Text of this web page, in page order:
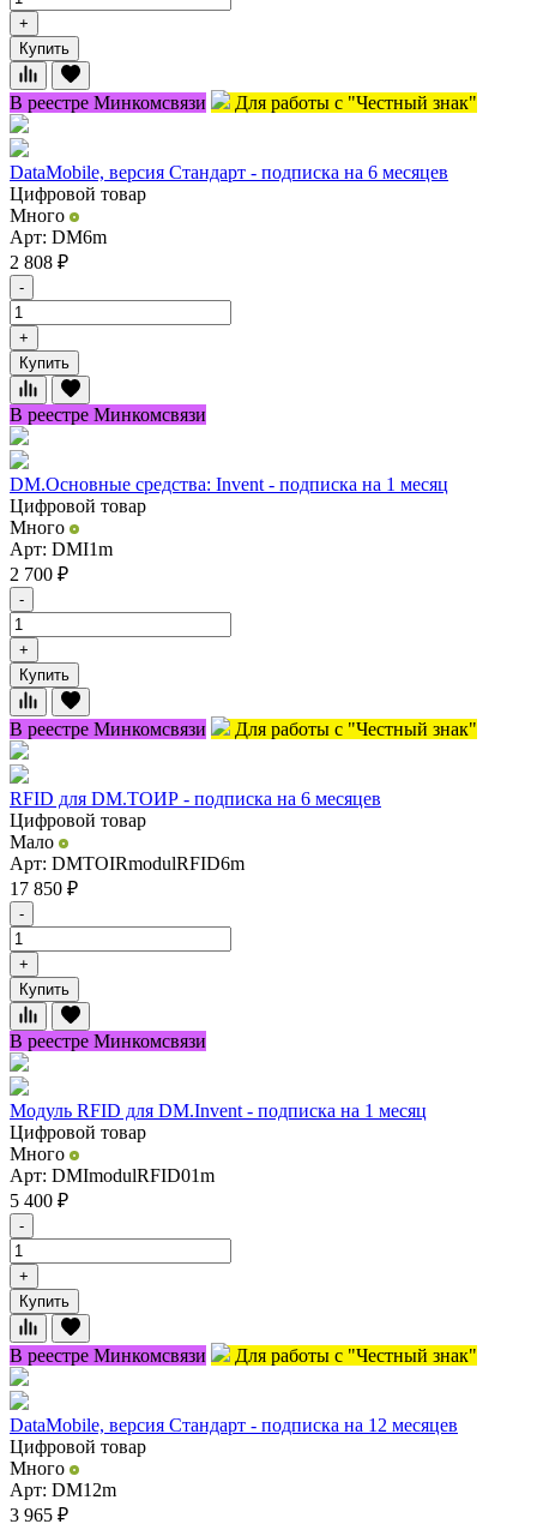
+
Купить
В реестре Минкомсвязи Для работы с "Честный знак"
DataMobile, версия Стандарт - подписка на 6 месяцев
Цифровой товар
Много
Арт: DM6m
2 808 ₽
-
+
Купить
В реестре Минкомсвязи
DM.Основные средства: Invent - подписка на 1 месяц
Цифровой товар
Много
Арт: DMI1m
2 700 ₽
-
+
Купить
В реестре Минкомсвязи Для работы с "Честный знак"
RFID для DM.ТОИР - подписка на 6 месяцев
Цифровой товар
Мало
Арт: DMTOIRmodulRFID6m
17 850 ₽
-
+
Купить
В реестре Минкомсвязи
Модуль RFID для DM.Invent - подписка на 1 месяц
Цифровой товар
Много
Арт: DMImodulRFID01m
5 400 ₽
-
+
Купить
В реестре Минкомсвязи Для работы с "Честный знак"
DataMobile, версия Стандарт - подписка на 12 месяцев
Цифровой товар
Много
Арт: DM12m
3 965 ₽